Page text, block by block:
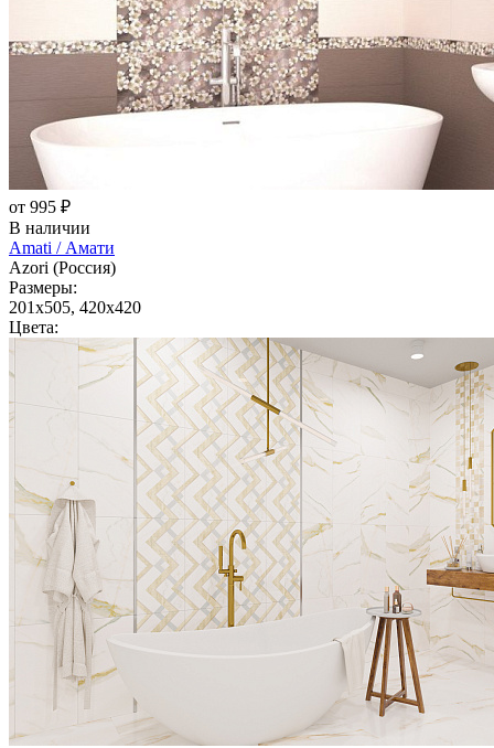
от 995 ₽
В наличии
Amati / Амати
Azori (Россия)
Размеры:
201x505, 420x420
Цвета: